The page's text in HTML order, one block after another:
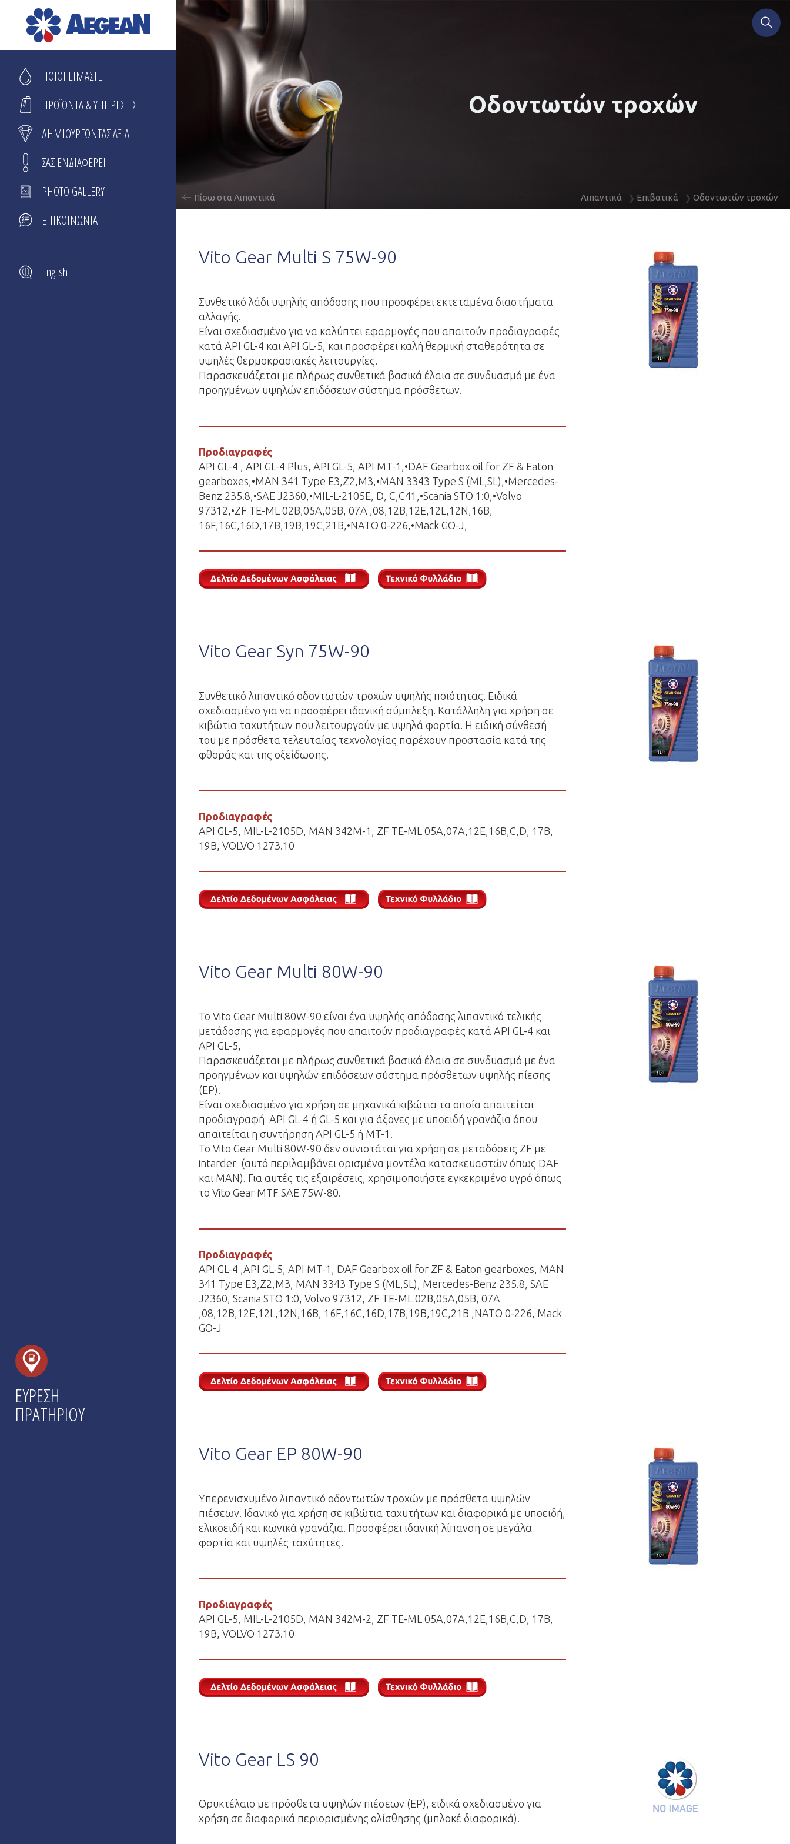
ΠΟΙΟΙ ΕΙΜΑΣΤΕ
ΠΡΟΪΟΝΤΑ & ΥΠΗΡΕΣΙΕΣ
ΔΗΜΙΟΥΡΓΩΝΤΑΣ ΑΞΙΑ
ΣΑΣ ΕΝΔΙΑΦΕΡΕΙ
PHOTO GALLERY
ΕΠΙΚΟΙΝΩΝΙΑ
English
ΕΥΡΕΣΗ
ΠΡΑΤΗΡΙΟΥ
content
Οδοντωτών τροχών
Πίσω στα Λιπαντικά Λιπαντικά Επιβατικά Οδοντωτών τροχών
Vito Gear Multi S 75W-90
Συνθετικό λάδι υψηλής απόδοσης που προσφέρει εκτεταμένα διαστήματα
αλλαγής.
Είναι σχεδιασμένο για να καλύπτει εφαρμογές που απαιτούν προδιαγραφές
κατά API GL-4 και API GL-5, και προσφέρει καλή θερμική σταθερότητα σε
υψηλές θερμοκρασιακές λειτουργίες.
Παρασκευάζεται με πλήρως συνθετικά βασικά έλαια σε συνδυασμό με ένα
προηγμένων υψηλών επιδόσεων σύστημα πρόσθετων.
Προδιαγραφές
API GL-4 , API GL-4 Plus, API GL-5, API MT-1,•DAF Gearbox oil for ZF & Eaton
gearboxes,•MAN 341 Type E3,Z2,M3,•MAN 3343 Type S (ML,SL),•Mercedes-
Benz 235.8,•SAE J2360,•MIL-L-2105E, D, C,C41,•Scania STO 1:0,•Volvo
97312,•ZF TE-ML 02B,05A,05B, 07A ,08,12B,12E,12L,12N,16B,
16F,16C,16D,17B,19B,19C,21B,•NATO 0-226,•Mack GO-J,
Vito Gear Syn 75W-90
Συνθετικό λιπαντικό οδοντωτών τροχών υψηλής ποιότητας. Ειδικά
σχεδιασμένο για να προσφέρει ιδανική σύμπλεξη. Κατάλληλη για χρήση σε
κιβώτια ταχυτήτων που λειτουργούν με υψηλά φορτία. Η ειδική σύνθεσή
του με πρόσθετα τελευταίας τεχνολογίας παρέχουν προστασία κατά της
φθοράς και της οξείδωσης.
Προδιαγραφές
API GL-5, MIL-L-2105D, MAN 342M-1, ZF TE-ML 05A,07A,12E,16B,C,D, 17B,
19B, VOLVO 1273.10
Vito Gear Multi 80W-90
Το Vito Gear Multi 80W-90 είναι ένα υψηλής απόδοσης λιπαντικό τελικής
μετάδοσης για εφαρμογές που απαιτούν προδιαγραφές κατά API GL-4 και
API GL-5,
Παρασκευάζεται με πλήρως συνθετικά βασικά έλαια σε συνδυασμό με ένα
προηγμένων και υψηλών επιδόσεων σύστημα πρόσθετων υψηλής πίεσης
(ΕΡ).
Είναι σχεδιασμένο για χρήση σε μηχανικά κιβώτια τα οποία απαιτείται
προδιαγραφή API GL-4 ή GL-5 και για άξονες με υποειδή γρανάζια όπου
απαιτείται η συντήρηση API GL-5 ή MT-1.
Το Vito Gear Multi 80W-90 δεν συνιστάται για χρήση σε μεταδόσεις ZF με
intarder (αυτό περιλαμβάνει ορισμένα μοντέλα κατασκευαστών όπως DAF
και MAN). Για αυτές τις εξαιρέσεις, χρησιμοποιήστε εγκεκριμένο υγρό όπως
το Vito Gear MTF SAE 75W-80.
Προδιαγραφές
API GL-4 ,API GL-5, API MT-1, DAF Gearbox oil for ZF & Eaton gearboxes, MAN
341 Type E3,Z2,M3, MAN 3343 Type S (ML,SL), Mercedes-Benz 235.8, SAE
J2360, Scania STO 1:0, Volvo 97312, ZF TE-ML 02B,05A,05B, 07A
,08,12B,12E,12L,12N,16B, 16F,16C,16D,17B,19B,19C,21B ,NATO 0-226, Mack
GO-J
Vito Gear EP 80W-90
Υπερενισχυμένο λιπαντικό οδοντωτών τροχών με πρόσθετα υψηλών
πιέσεων. Ιδανικό για χρήση σε κιβώτια ταχυτήτων και διαφορικά με υποειδή,
ελικοειδή και κωνικά γρανάζια. Προσφέρει ιδανική λίπανση σε μεγάλα
φορτία και υψηλές ταχύτητες.
Προδιαγραφές
API GL-5, MIL-L-2105D, MAN 342M-2, ZF TE-ML 05A,07A,12E,16B,C,D, 17B,
19B, VOLVO 1273.10
Vito Gear LS 90
Oρυκτέλαιο με πρόσθετα υψηλών πιέσεων (EP), ειδικά σχεδιασμένο για
χρήση σε διαφορικά περιορισμένης ολίσθησης (μπλοκέ διαφορικά).